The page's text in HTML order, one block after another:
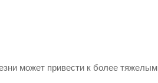
может привести к более тяжелым